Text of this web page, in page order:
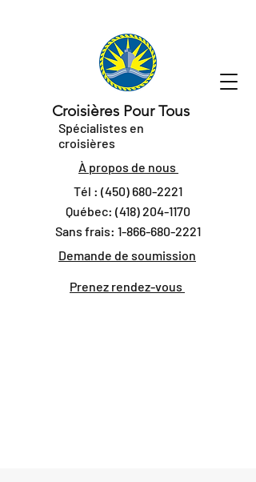
Croisières Pour Tous
Spécialistes en
croisières
À propos de nous
Tél : (450) 680-2221
Québec: (418) 204-1170
Sans frais: 1-866-680-2221
Demande de soumission
Prenez rendez-vous